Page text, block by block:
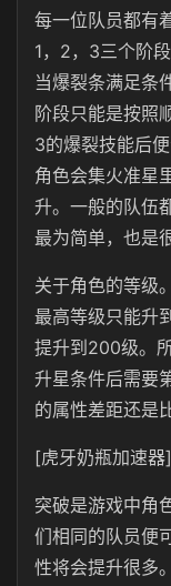
每一位队员都有
1，2，3三个阶
当爆裂条满足条
阶段只能是按照
3的爆裂技能后
角色会集火准星
升。一般的队伍
最为简单，也是
关于角色的等级
最高等级只能升
提升到200级。
升星条件后需要
的属性差距还是
[虎牙奶瓶加速器]
突破是游戏中角
们相同的队员便
性将会提升很多